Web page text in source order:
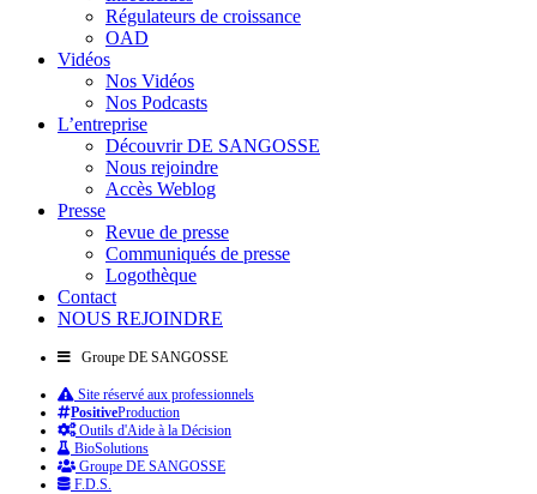
Régulateurs de croissance
OAD
Vidéos
Nos Vidéos
Nos Podcasts
L’entreprise
Découvrir DE SANGOSSE
Nous rejoindre
Accès Weblog
Presse
Revue de presse
Communiqués de presse
Logothèque
Contact
NOUS REJOINDRE
Groupe DE SANGOSSE
Site réservé aux professionnels
PositiveProduction
Outils d'Aide à la Décision
BioSolutions
Groupe DE SANGOSSE
F.D.S.